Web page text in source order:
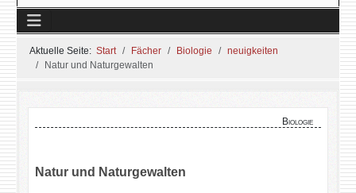
Aktuelle Seite: Start Fächer Biologie
neuigkeiten
Natur und Naturgewalten
Biologie
Natur und Naturgewalten